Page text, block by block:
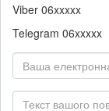
Viber 06xxxxx
Telegram 06xxxxx